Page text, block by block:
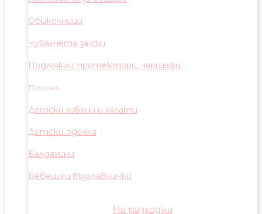
Обиколници
Чувалчета за сън
Подложки, протектори, чаршафи
Пелени
Детски хавлии и халати
Детски одеяла
Балдахини
Бебешки възглавнички
На разходка